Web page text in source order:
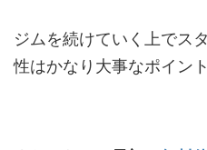
ジムを続けていく上でス
性はかなり大事なポイン